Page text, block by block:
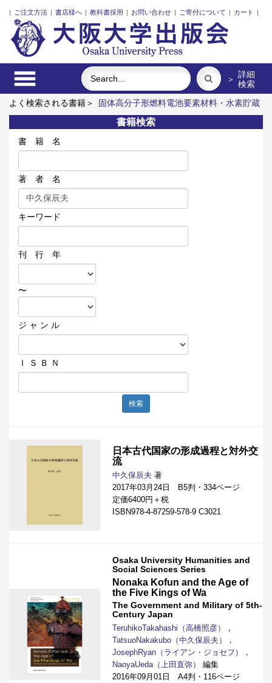
| ご注文方法 | 書店様へ | 教科書採用 | お問い合わせ | ご寄付について | カート |
＞ 詳細
検索
よく検索される書籍＞
固体高分子形燃料電池要素材料・水素貯蔵
材料の知的設計
脳の神秘を探る
明治・大正・昭和の細菌学者
たち
植民暴力の記憶と日本人 ポンプの流体力学
インドネシ
ア上演芸術の世界
書籍検索
書 籍 名
著 者 名
キーワード
刊 行 年
〜
ジ ャ ン ル
Ｉ Ｓ Ｂ Ｎ
検索
日本古代国家の形成過程と対外交
流
中久保辰夫 著
2017年03月24日 B5判・334ページ
定価6400円＋税
ISBN978-4-87259-578-9 C3021
Osaka University Humanities and
Social Sciences Series
Nonaka Kofun and the Age of
the Five Kings of Wa
The Government and Military of 5th-
Century Japan
TeruhikoTakahashi（高橋照彦）
，
TatsuoNakakubo（中久保辰夫）
，
JosephRyan（ライアン・ジョセフ）
，
NaoyaUeda（上田直弥）
編集
2016年09月01日 A4判・116ページ